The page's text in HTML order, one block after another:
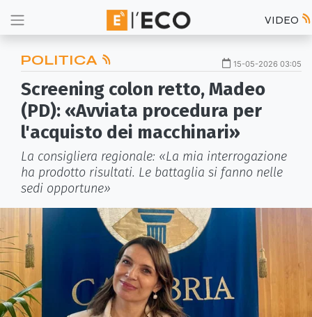
VIDEO
POLITICA 15-05-2026 03:05
Screening colon retto, Madeo
(PD): «Avviata procedura per
l'acquisto dei macchinari»
La consigliera regionale: «La mia interrogazione
ha prodotto risultati. Le battaglia si fanno nelle
sedi opportune»